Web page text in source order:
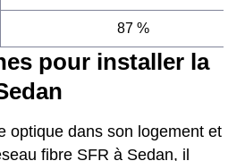
87 %
pour installer la
optique dans son logement et
fibre SFR à Sedan, il